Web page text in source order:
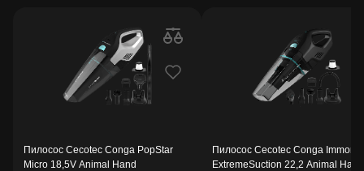
Пилосос Cecotec Conga PopStar
Micro 18,5V Animal Hand
Пилосос Cecotec Conga Immortal
ExtremeSuction 22,2 Animal Hand